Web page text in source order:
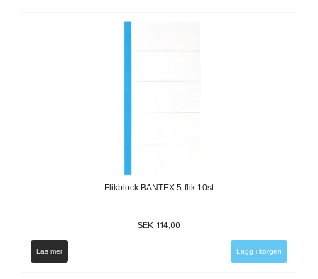
Flikblock BANTEX 5-flik 10st
SEK 114,00
Läs mer